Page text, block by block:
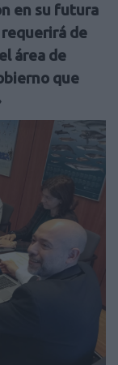
en su futura
de
área de
que